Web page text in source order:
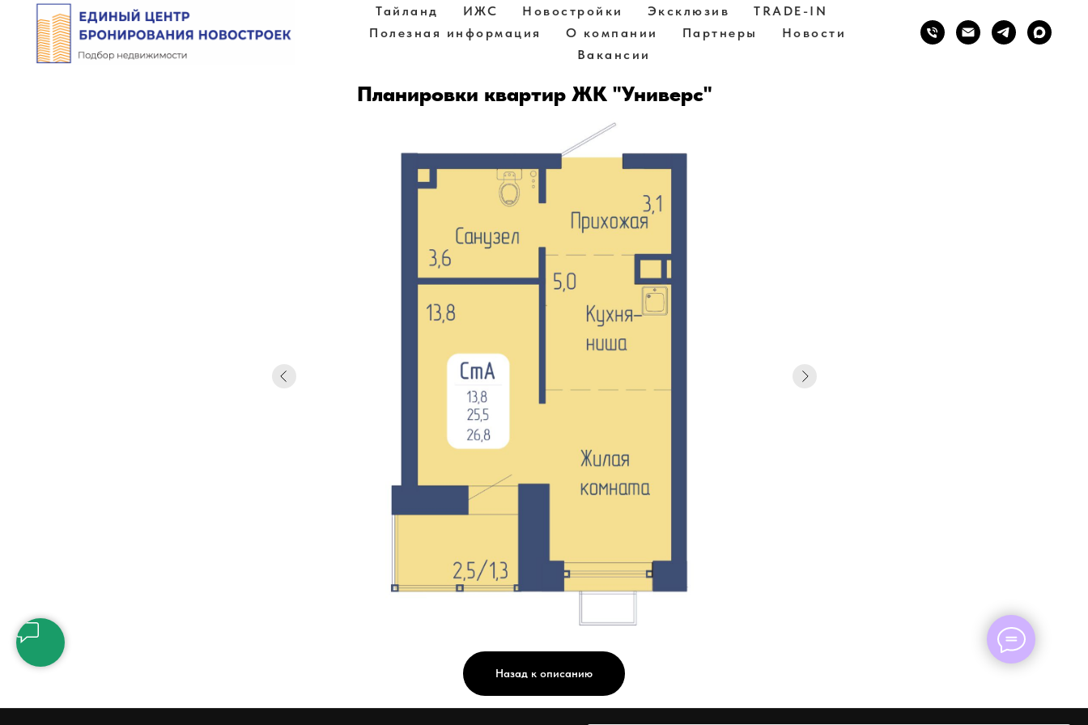
Тайланд ИЖС Новостройки Эксклюзив
TRADE-IN
Полезная информация
О компании Партнеры
Новости
Вакансии
Назад к описанию
Планировки квартир ЖК "Универс"